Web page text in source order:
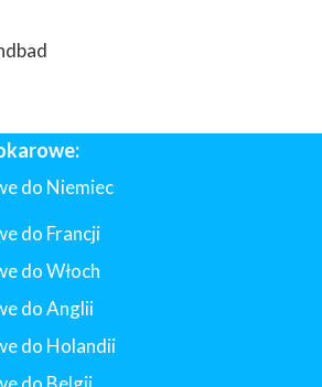
do Niemiec
do Francji
do Włoch
do Anglii
do Holandii